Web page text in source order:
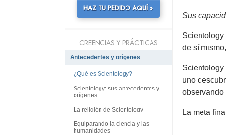
Sus
Scientology
de sí
Scientology
uno
observando
La meta
HAZ TU PEDIDO AQUÍ »
CREENCIAS Y PRÁCTICAS
Antecedentes y orígenes
¿Qué es Scientology?
Scientology: sus antecedentes y
orígenes
La religión de Scientology
Equiparando la ciencia y las
humanidades